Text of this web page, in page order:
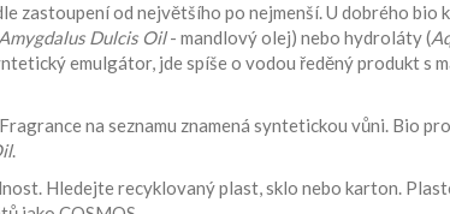
zastoupení od největšího po nejmenší. U dobrého bio
Dulcis Oil- mandlový olej) nebo hydroláty (
emulgátor, jde spíše o vodou ředěný produkt s
na seznamu znamená syntetickou vůni. Bio
.
Hledejte recyklovaný plast, sklo nebo karton.